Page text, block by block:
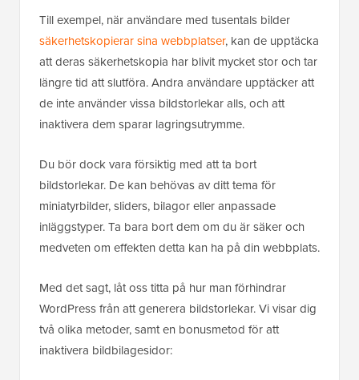
Till exempel, när användare med tusentals bilder
säkerhetskopierar sina webbplatser, kan de upptäcka
att deras säkerhetskopia har blivit mycket stor och tar
längre tid att slutföra. Andra användare upptäcker att
de inte använder vissa bildstorlekar alls, och att
inaktivera dem sparar lagringsutrymme.
Du bör dock vara försiktig med att ta bort
bildstorlekar. De kan behövas av ditt tema för
miniatyrbilder, sliders, bilagor eller anpassade
inläggstyper. Ta bara bort dem om du är säker och
medveten om effekten detta kan ha på din webbplats.
Med det sagt, låt oss titta på hur man förhindrar
WordPress från att generera bildstorlekar. Vi visar dig
två olika metoder, samt en bonusmetod för att
inaktivera bildbilagesidor: